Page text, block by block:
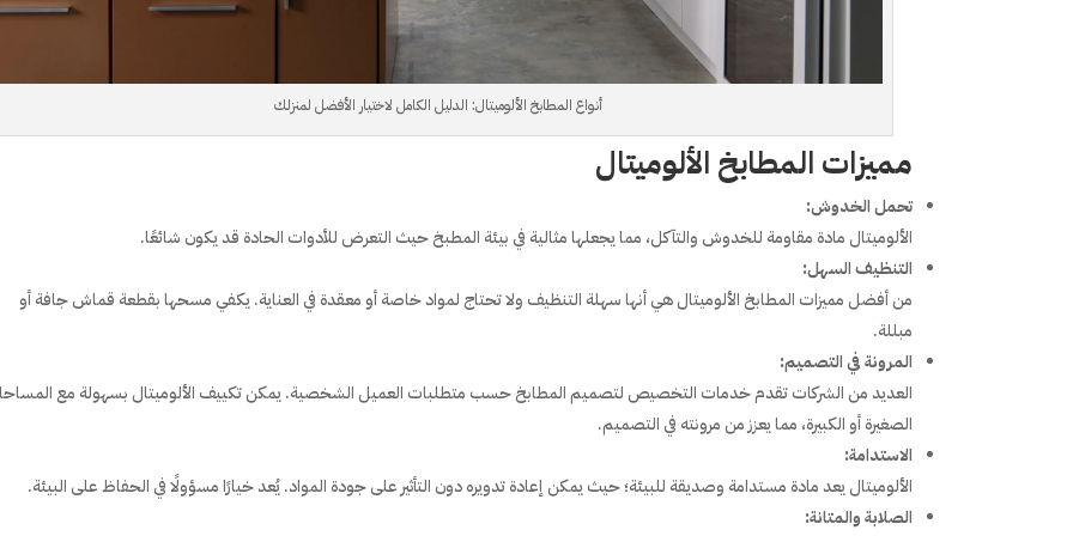
أنواع المطابخ الألوميتال: الدليل الكامل لاختيار الأفضل لمنزلك
مميزات المطابخ الألوميتال
تحمل الخدوش:
الألوميتال مادة مقاومة للخدوش والتآكل، مما يجعلها مثالية في بيئة المطبخ حيث التعرض للأدوات الحادة قد يكون شائعًا.
التنظيف السهل:
من أفضل مميزات المطابخ الألوميتال هي أنها سهلة التنظيف ولا تحتاج لمواد خاصة أو معقدة في العناية. يكفي مسحها بقطعة قماش جافة أو
مبللة.
المرونة في التصميم:
العديد من الشركات تقدم خدمات التخصيص لتصميم المطابخ حسب متطلبات العميل الشخصية. يمكن تكييف الألوميتال بسهولة مع
الصغيرة أو الكبيرة، مما يعزز من مرونته في التصميم.
الاستدامة:
الألوميتال يعد مادة مستدامة وصديقة للبيئة؛ حيث يمكن إعادة تدويره دون التأثير على جودة المواد. يُعد خيارًا مسؤولًا في الحفاظ على البيئة.
الصلابة والمتانة: